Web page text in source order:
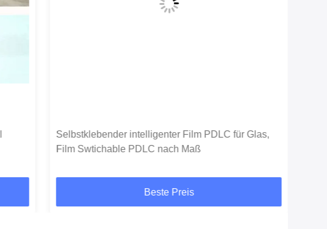
Selbstklebender intelligenter Film PDLC für Glas,
Film Swtichable PDLC nach Maß
Beste Preis